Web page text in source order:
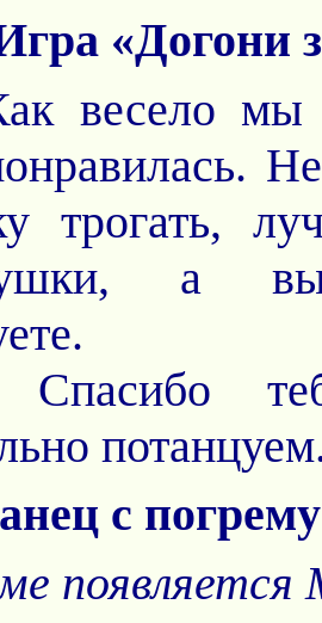
«Догони
весело мы
трогать,
а
с
появляется